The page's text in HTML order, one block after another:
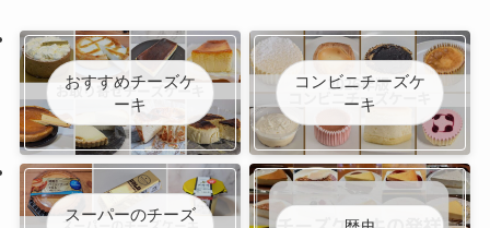
おすすめチーズケ
ーキ
コンビニチーズケ
ーキ
スーパーのチーズ